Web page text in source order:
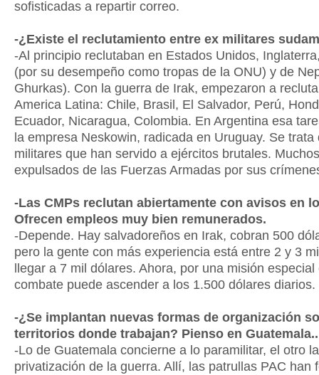
sofisticadas a repartir correo.
-¿Existe el reclutamiento entre ex militares
-Al principio reclutaban en Estados Unidos,
(por su desempeño como tropas de la ONU) y de
Ghurkas). Con la guerra de Irak, empezaron a
America Latina: Chile, Brasil, El Salvador, Perú,
Ecuador, Nicaragua, Colombia. En Argentina esa
la empresa Neskowin, radicada en Uruguay. Se trata
militares que han servido a ejércitos brutales.
expulsados de las Fuerzas Armadas por sus
-Las CMPs reclutan abiertamente con avisos en
Ofrecen empleos muy bien remunerados.
-Depende. Hay salvadoreños en Irak, cobran 500
pero la gente con más experiencia está entre 2 y 3
llegar a 7 mil dólares. Ahora, por una misión especial
combate puede ascender a los 1.500 dólares diarios.
-¿Se implantan nuevas formas de organización
territorios donde trabajan? Pienso en
-Lo de Guatemala concierne a lo paramilitar, el otro
privatización de la guerra. Allí, las patrullas PAC han